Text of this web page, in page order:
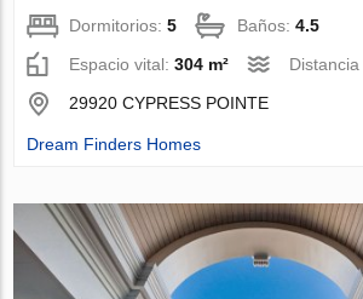
Dormitorios:5 Baños:4.5
Espacio vital:304 m²
29920 CYPRESS POINTE
Dream Finders Homes